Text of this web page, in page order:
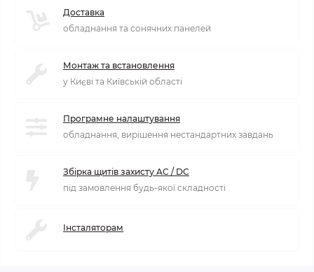
Доставка
обладнання та сонячних панелей
Монтаж та встановлення
у Києві та Київській області
Програмне налаштування
обладнання, вирішення нестандартних завдань
Збірка щитів захисту AC / DC
під замовлення будь-якої складності
Інсталяторам